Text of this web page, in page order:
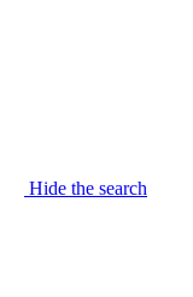
Hide the search